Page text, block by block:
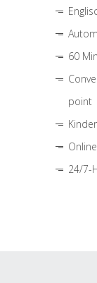
60
point
24/7-